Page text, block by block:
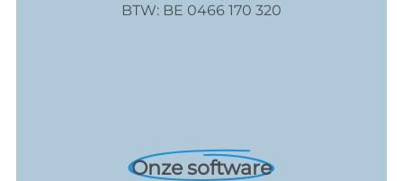
BTW: BE 0466 170 320
Onze software